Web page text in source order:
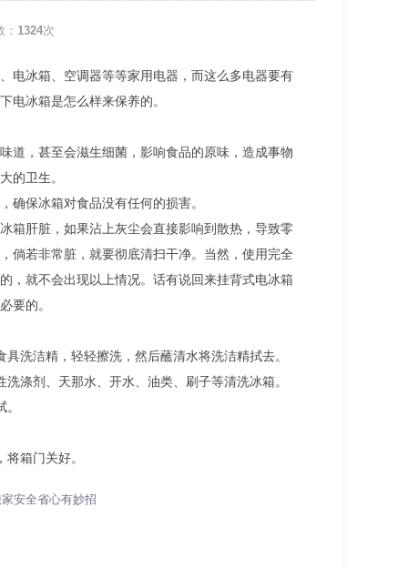
1324次
电冰箱、空调器等等家用电器，而这么多电器要有
电冰箱是怎么样来保养的。
道，甚至会滋生细菌，影响食品的原味，造成事物
的卫生。
确保冰箱对食品没有任何的损害。
箱肝脏，如果沾上灰尘会直接影响到散热，导致零
倘若非常脏，就要彻底清扫干净。当然，使用完全
，就不会出现以上情况。话有说回来挂背式电冰箱
要的。
洗洁精，轻轻擦洗，然后蘸清水将洗洁精拭去。
涤剂、天那水、开水、油类、刷子等清洗冰箱。
箱门关好。
安全省心有妙招